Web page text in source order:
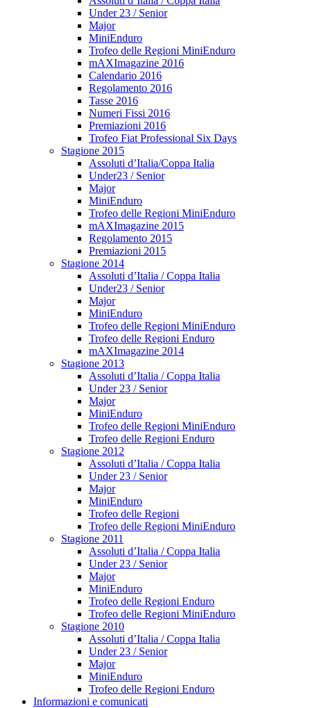
Under 23 / Senior
Major
MiniEnduro
Trofeo delle Regioni MiniEnduro
mAXImagazine 2016
Calendario 2016
Regolamento 2016
Tasse 2016
Numeri Fissi 2016
Premiazioni 2016
Trofeo Fiat Professional Six Days
Stagione 2015
Assoluti d’Italia/Coppa Italia
Under23 / Senior
Major
MiniEnduro
Trofeo delle Regioni MiniEnduro
mAXImagazine 2015
Regolamento 2015
Premiazioni 2015
Stagione 2014
Assoluti d’Italia / Coppa Italia
Under23 / Senior
Major
MiniEnduro
Trofeo delle Regioni MiniEnduro
Trofeo delle Regioni Enduro
mAXImagazine 2014
Stagione 2013
Assoluti d’Italia / Coppa Italia
Under 23 / Senior
Major
MiniEnduro
Trofeo delle Regioni MiniEnduro
Trofeo delle Regioni Enduro
Stagione 2012
Assoluti d’Italia / Coppa Italia
Under 23 / Senior
Major
MiniEnduro
Trofeo delle Regioni
Trofeo delle Regioni MiniEnduro
Stagione 2011
Assoluti d’Italia / Coppa Italia
Under 23 / Senior
Major
MiniEnduro
Trofeo delle Regioni Enduro
Trofeo delle Regioni MiniEnduro
Stagione 2010
Assoluti d’Italia / Coppa Italia
Under 23 / Senior
Major
MiniEnduro
Trofeo delle Regioni Enduro
Informazioni e comunicati